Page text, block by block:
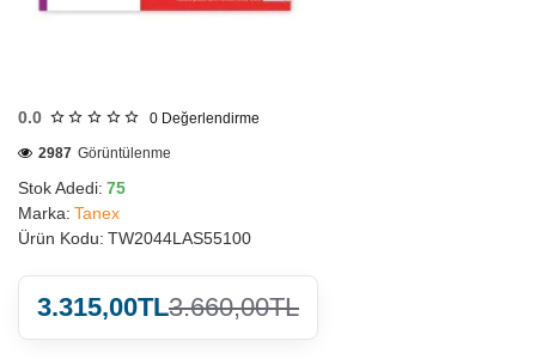
0.0 0 Değerlendirme
Stok Adedi: 75
Marka: Tanex
Ürün Kodu: TW2044LAS55100
2987 Görüntülenme
3.315,00TL3.660,00TL